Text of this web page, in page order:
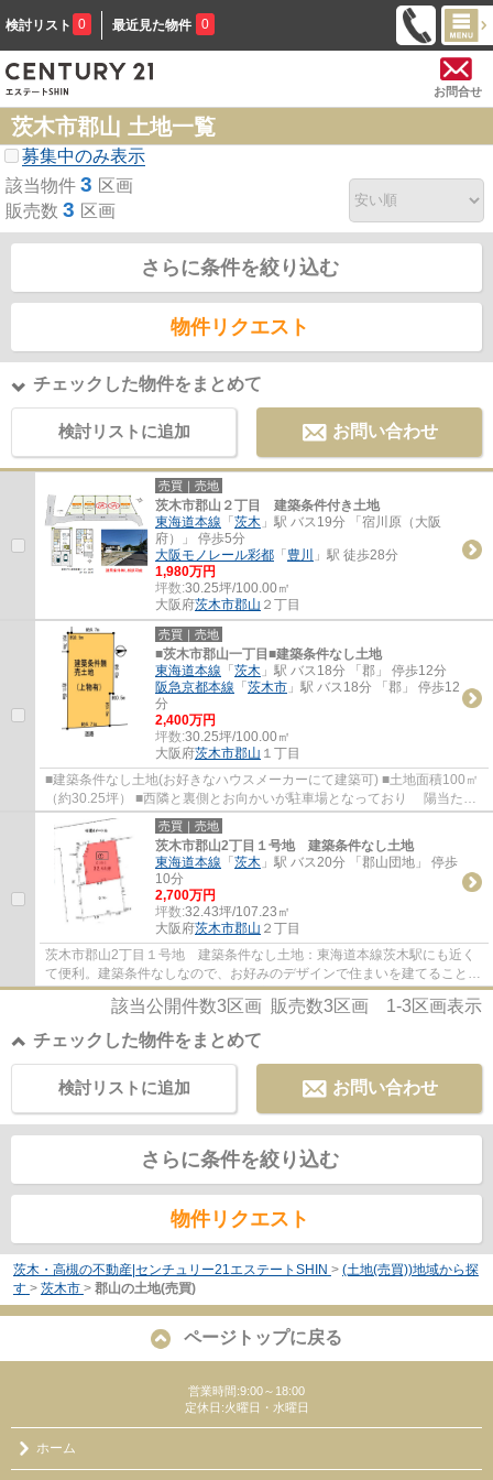
検討リスト 0 最近見た物件 0
お問合せ
茨木市郡山 土地一覧
募集中のみ表示
該当物件 3 区画
販売数 3 区画
さらに条件を絞り込む
物件リクエスト
チェックした物件をまとめて
検討リストに追加 お問い合わせ
売買｜売地
茨木市郡山２丁目 建築条件付き土地
東海道本線 「 茨木 」駅 バス19分 「宿川原（大阪
府）」 停歩5分
大阪モノレール彩都 「 豊川
」駅 徒歩28分
1,980万円
坪数:30.25坪/100.00㎡
大阪府茨木市郡山 ２丁目
売買｜売地
■茨木市郡山一丁目■建築条件なし土地
東海道本線 「 茨木 」駅 バス18分 「郡」 停歩12分
阪急京都本線 「 茨木市 」駅 バス18分 「郡」 停歩12
分
2,400万円
坪数:30.25坪/100.00㎡
大阪府茨木市郡山 １丁目
■建築条件なし土地(お好きなハウスメーカーにて建築可) ■土地面積100㎡
（約30.25坪） ■西隣と裏側とお向かいが駐車場となっており 陽当た
り・風通し良好です
売買｜売地
茨木市郡山2丁目１号地 建築条件なし土地
東海道本線 「 茨木 」駅 バス20分 「郡山団地」 停歩
10分
2,700万円
坪数:32.43坪/107.23㎡
大阪府茨木市郡山 ２丁目
茨木市郡山2丁目１号地 建築条件なし土地：東海道本線茨木駅にも近く
て便利。建築条件なしなので、お好みのデザインで住まいを建てることが
可能です。中高層住宅の良好な住環境を守る...
該当公開件数3区画 販売数3区画 1-3区画表示
チェックした物件をまとめて
お問い合わせ
検討リストに追加
さらに条件を絞り込む
物件リクエスト
茨木・高槻の不動産|センチュリー21エステートSHIN > (土地(売買))地域から探
す > 茨木市 > 郡山の土地(売買)
ページトップに戻る
営業時間:9:00～18:00
定休日:火曜日・水曜日
ホーム